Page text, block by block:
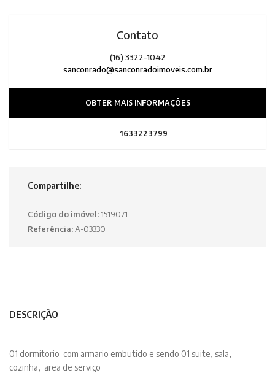
Contato
(16) 3322-1042
sanconrado@sanconradoimoveis.com.br
OBTER MAIS INFORMAÇÕES
1633223799
Compartilhe:
Código do imóvel:1519071
Referência:A-03330
DESCRIÇÃO
01 dormitorio com armario embutido e sendo 01 suite, sala,
cozinha, area de serviço